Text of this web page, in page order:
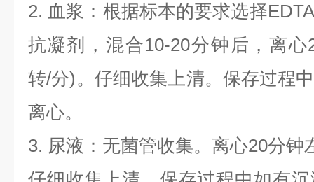
2. 血浆：根据标本的要求选择
抗凝剂，混合10-20分钟后，离心
转/分)。仔细收集上清。保存过程
离心。
3. 尿液：无菌管收集。离心20分钟